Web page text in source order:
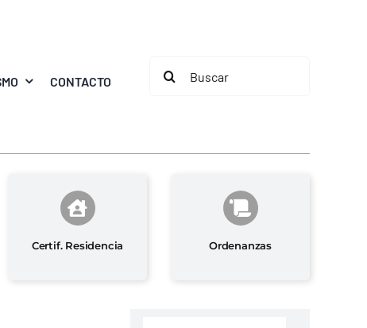
CONTACTO
Buscar:
Certif. Residencia Ordenanzas